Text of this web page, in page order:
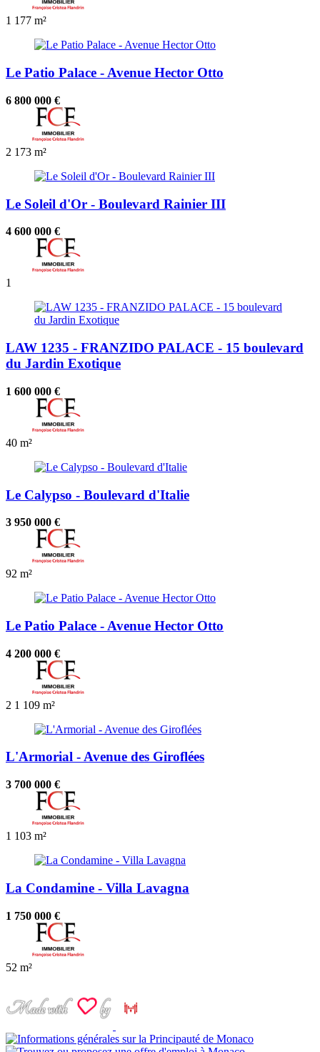
1 177 m²
Le Patio Palace - Avenue Hector Otto
6 800 000 €
2 173 m²
Le Soleil d'Or - Boulevard Rainier III
4 600 000 €
1
LAW 1235 - FRANZIDO PALACE - 15 boulevard
du Jardin Exotique
1 600 000 €
40 m²
Le Calypso - Boulevard d'Italie
3 950 000 €
92 m²
Le Patio Palace - Avenue Hector Otto
4 200 000 €
2 1 109 m²
L'Armorial - Avenue des Giroflées
3 700 000 €
1 103 m²
La Condamine - Villa Lavagna
1 750 000 €
52 m²